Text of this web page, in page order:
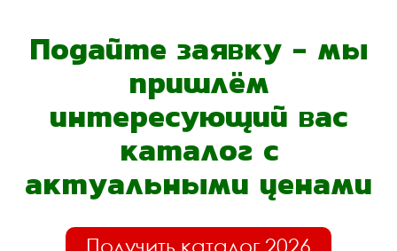
Подайте заявку - мы
пришлём
интересующий вас
каталог с
актуальными ценами
Получить каталог 2026